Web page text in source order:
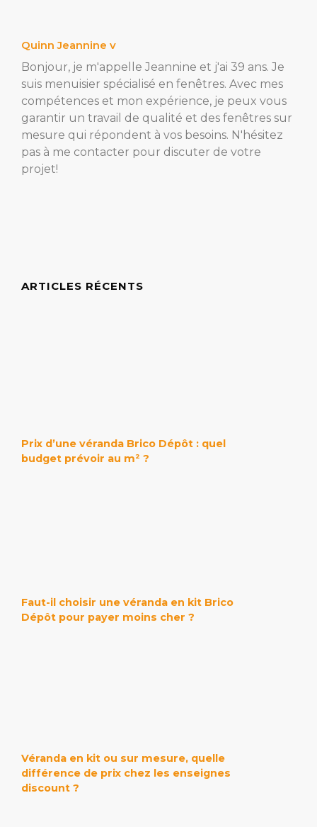
Quinn Jeannine v
Bonjour, je m'appelle Jeannine et j'ai 39 ans. Je
suis menuisier spécialisé en fenêtres. Avec mes
compétences et mon expérience, je peux vous
garantir un travail de qualité et des fenêtres sur
mesure qui répondent à vos besoins. N'hésitez
pas à me contacter pour discuter de votre
projet!
ARTICLES RÉCENTS
Prix d’une véranda Brico Dépôt : quel
budget prévoir au m² ?
Faut-il choisir une véranda en kit Brico
Dépôt pour payer moins cher ?
Véranda en kit ou sur mesure, quelle
différence de prix chez les enseignes
discount ?